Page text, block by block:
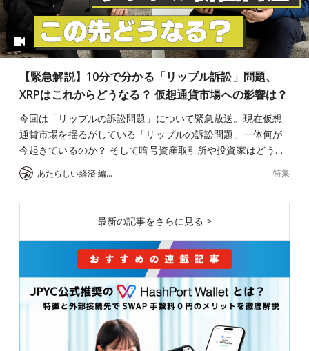
【緊急解説】10分で分かる「リップル訴訟」問題、
XRPはこれからどうなる？ 仮想通貨市場への影響は？
今回は「リップルの訴訟問題」について緊急放送。現在仮想
通貨市場を揺るがしている「リップルの訴訟問題」一体何が
今起きているのか？ そして暗号資産取引所や投資家はどう…
あたらしい経済 編集部 特集
最新の記事をさらに見る >